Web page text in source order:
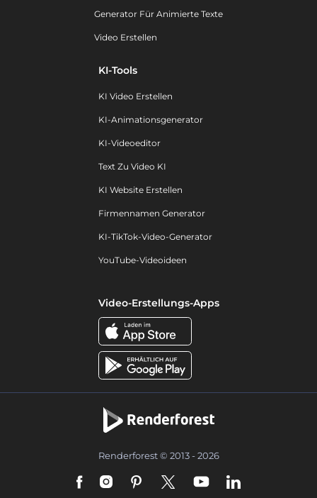
Generator Für Animierte Texte
Video Erstellen
KI-Tools
KI Video Erstellen
KI-Animationsgenerator
KI-Videoeditor
Text Zu Video KI
KI Website Erstellen
Firmennamen Generator
KI-TikTok-Video-Generator
YouTube-Videoideen
Video-Erstellungs-Apps
Renderforest © 2013 - 2026